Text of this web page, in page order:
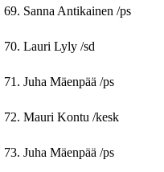
69. SannaAntikainen /ps
70. Lauri Lyly /sd
71. Juha Mäenpää /ps
72. Mauri Kontu /kesk
73. Juha Mäenpää /ps